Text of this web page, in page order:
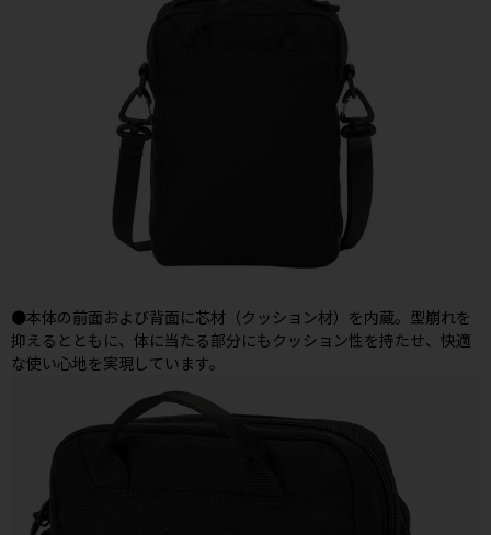
●本体の前面および背面に芯材（クッション材）を内蔵。型崩れを
抑えるとともに、体に当たる部分にもクッション性を持たせ、快適
な使い心地を実現しています。